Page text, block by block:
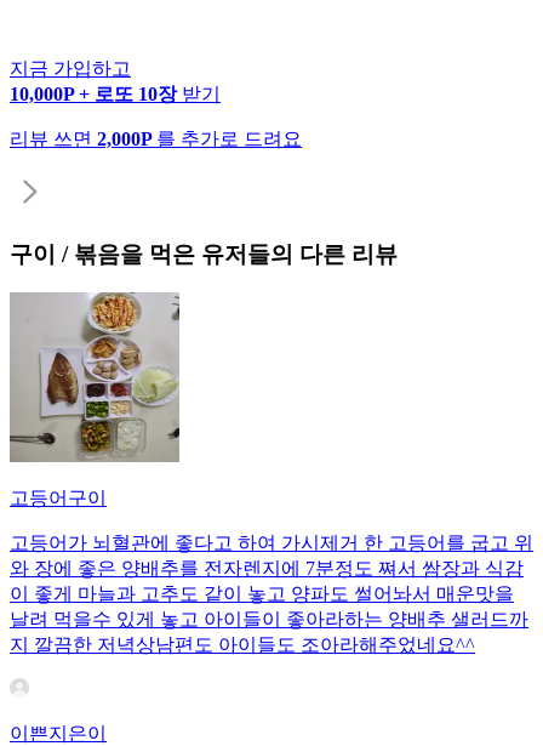
지금 가입하고
10,000P + 로또 10장 받기
리뷰 쓰면 2,000P 를 추가로 드려요
구이 / 볶음을 먹은 유저들의 다른 리뷰
고등어구이
고등어가 뇌혈관에 좋다고 하여 가시제거 한 고등어를 굽고 위
와 장에 좋은 양배추를 전자렌지에 7분정도 쪄서 쌈장과 식감
이 좋게 마늘과 고추도 같이 놓고 양파도 썰어놔서 매운맛을
날려 먹을수 있게 놓고 아이들이 좋아라하는 양배추 샐러드까
지 깔끔한 저녁상남편도 아이들도 조아라해주었네요^^
이쁜지은이